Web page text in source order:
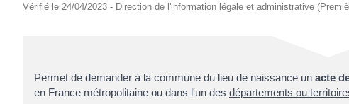
Vérifié le 24/04/2023 - Direction de l'information légale et administrative
Permet de demander à la commune du lieu de naissance un acte
en France métropolitaine ou dans l'un des départements ou